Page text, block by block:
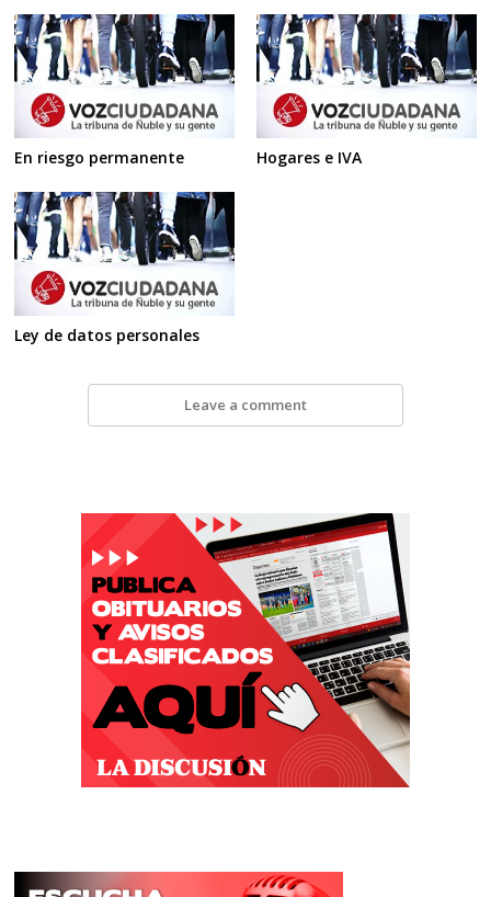
En riesgo permanente Hogares e IVA
Ley de datos personales
Leave a comment